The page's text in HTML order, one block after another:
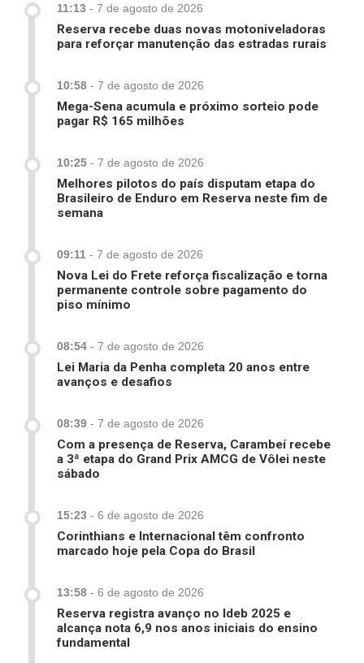
11:13 - 7 de agosto de 2026
Reserva recebe duas novas motoniveladoras
para reforçar manutenção das estradas rurais
10:58 - 7 de agosto de 2026
Mega-Sena acumula e próximo sorteio pode
pagar R$ 165 milhões
10:25 - 7 de agosto de 2026
Melhores pilotos do país disputam etapa do
Brasileiro de Enduro em Reserva neste fim de
semana
09:11 - 7 de agosto de 2026
Nova Lei do Frete reforça fiscalização e torna
permanente controle sobre pagamento do
piso mínimo
08:54 - 7 de agosto de 2026
Lei Maria da Penha completa 20 anos entre
avanços e desafios
08:39 - 7 de agosto de 2026
Com a presença de Reserva, Carambeí recebe
a 3ª etapa do Grand Prix AMCG de Vôlei neste
sábado
15:23 - 6 de agosto de 2026
Corinthians e Internacional têm confronto
marcado hoje pela Copa do Brasil
13:58 - 6 de agosto de 2026
Reserva registra avanço no Ideb 2025 e
alcança nota 6,9 nos anos iniciais do ensino
fundamental